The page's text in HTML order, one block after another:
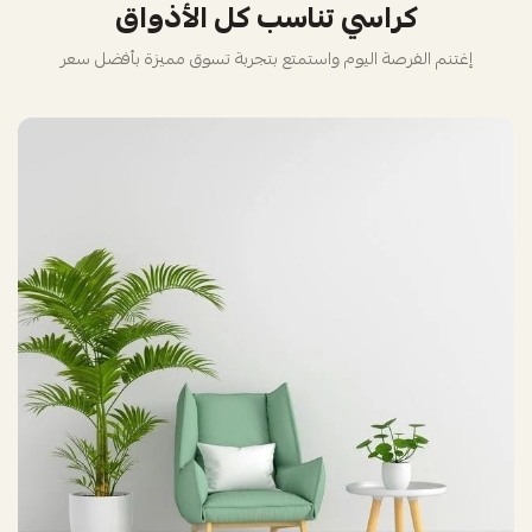
كراسي تناسب كل الأذواق
إغتنم الفرصة اليوم واستمتع بتجربة تسوق مميزة بأفضل سعر